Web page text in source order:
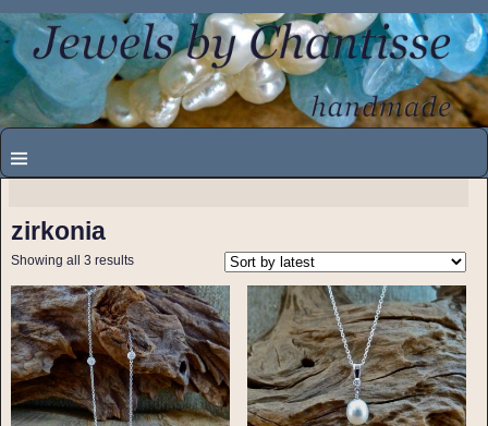
zirkonia
Showing all 3 results